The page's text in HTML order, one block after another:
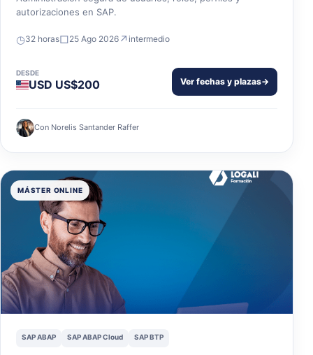
autorizaciones en SAP.
◷32 horas□25 Ago 2026 ↗ intermedio
DESDE
USD US$200 Ver fechas y plazas→
Con Norelis Santander Raffer
MÁSTER ONLINE
SAP ABAP SAP ABAP Cloud SAP BTP